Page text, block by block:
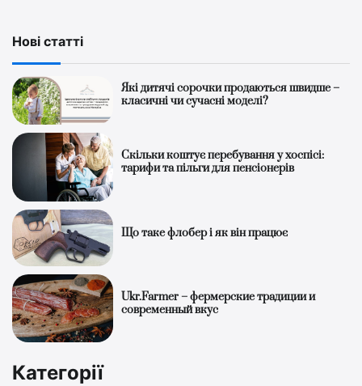
Нові статті
Які дитячі сорочки продаються швидше –
класичні чи сучасні моделі?
Скільки коштує перебування у хоспісі:
тарифи та пільги для пенсіонерів
Що таке флобер і як він працює
Ukr.Farmer – фермерские традиции и
современный вкус
Категорії